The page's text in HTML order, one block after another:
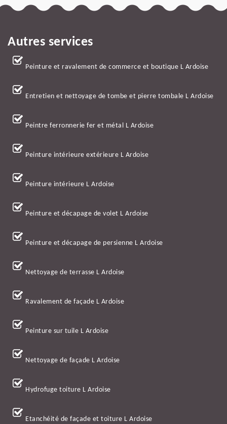
Autres services
Peinture et ravalement de commerce et boutique L Ardoise
Entretien et nettoyage de tombe et pierre tombale L Ardoise
Peintre ferronnerie fer et métal L Ardoise
Peinture intérieure extérieure L Ardoise
Peinture intérieure L Ardoise
Peinture et décapage de volet L Ardoise
Peinture et décapage de persienne L Ardoise
Nettoyage de terrasse L Ardoise
Ravalement de façade L Ardoise
Peinture sur tuile L Ardoise
Nettoyage de façade L Ardoise
Hydrofuge toiture L Ardoise
Etanchéité de façade et toiture L Ardoise